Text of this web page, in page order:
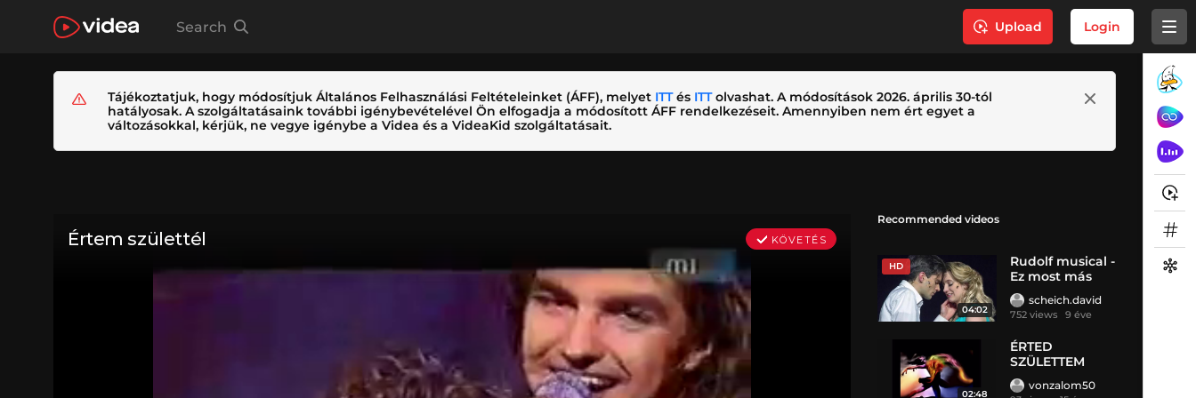
Search Upload Login
Tájékoztatjuk, hogy módosítjuk Általános Felhasználási Feltételeinket (ÁFF), melyet ITTés ITTolvashat. A módosítások 2026. április 30-tól
hatályosak. A szolgáltatásaink további igénybevételével Ön elfogadja a módosított ÁFF rendelkezéseit. Amennyiben nem ért egyet a
változásokkal, kérjük, ne vegye igénybe a Videa és a VideaKid szolgáltatásait.
Recommended videos
HD
04:02
Rudolf musical -
Ez most más
scheich.david
752 views 9 éve
02:48
ÉRTED
SZÜLETTEM
vonzalom50